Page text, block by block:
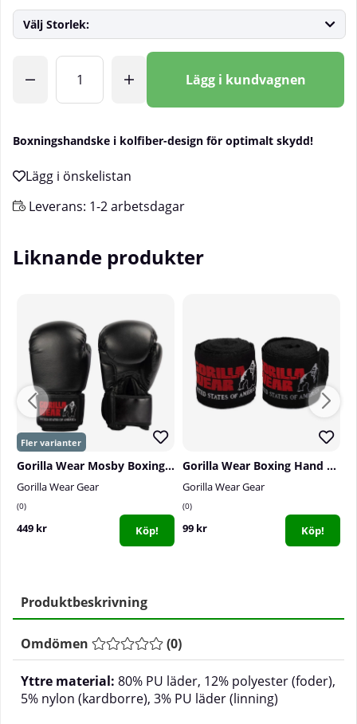
Välj Storlek:
Lägg i kundvagnen
Boxningshandske i kolfiber-design för optimalt skydd!
Leverans: 1-2 arbetsdagar
Liknande produkter
Gorilla Wear Mosby Boxing Gloves, black
Gorilla Wear Gear
0
449 kr Köp!
Gorilla Wear Boxing Hand Wraps, black - 3 m
Gorilla Wear Gear
0
99 kr Köp!
Produktbeskrivning
Omdömen (0)
Yttre material: 80% PU läder, 12% polyester (foder),
5% nylon (kardborre), 3% PU läder (linning)